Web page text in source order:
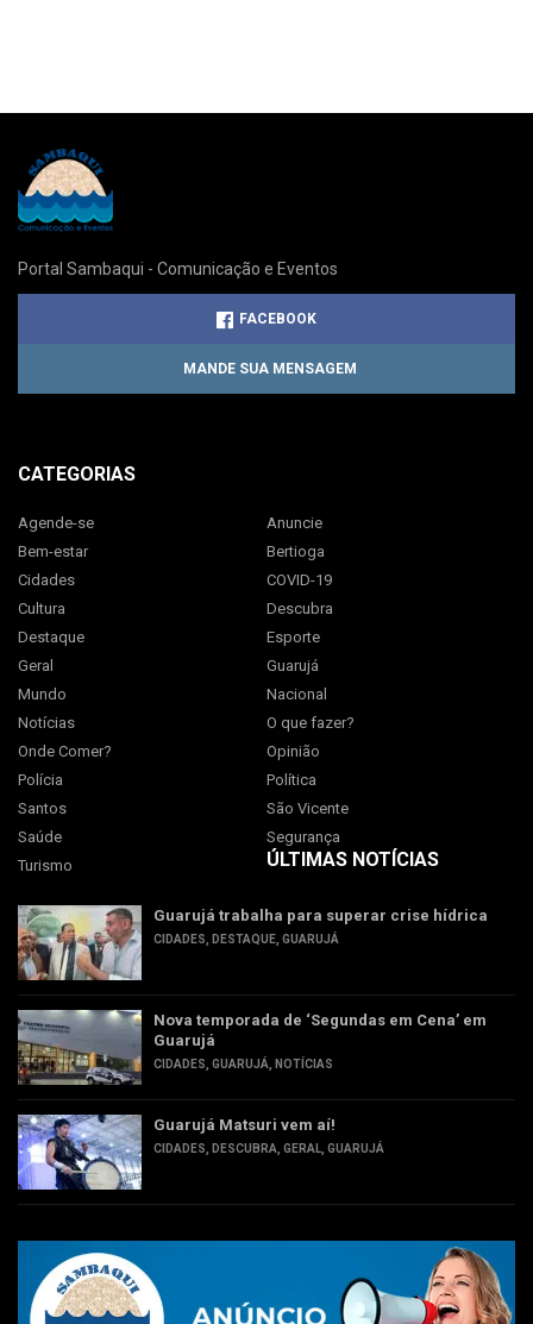
Portal Sambaqui - Comunicação e Eventos
FACEBOOK
MANDE SUA MENSAGEM
CATEGORIAS
Agende-se
Anuncie
Bem-estar
Bertioga
Cidades
COVID-19
Cultura
Descubra
Destaque
Esporte
Geral
Guarujá
Mundo
Nacional
Notícias
O que fazer?
Onde Comer?
Opinião
Polícia
Política
Santos
São Vicente
Saúde
Segurança
Turismo
ÚLTIMAS NOTÍCIAS
Guarujá trabalha para superar crise hídrica
CIDADES DESTAQUE GUARUJÁ
Nova temporada de ‘Segundas em Cena’ em
Guarujá
CIDADES GUARUJÁ NOTÍCIAS
Guarujá Matsuri vem aí!
CIDADES DESCUBRA GERAL GUARUJÁ